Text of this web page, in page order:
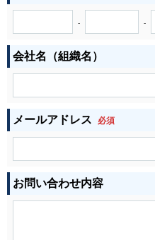
- -
会社名（組織名）
メールアドレス 必須
お問い合わせ内容